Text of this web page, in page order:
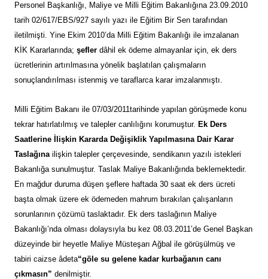
Personel Başkanlığı, Maliye ve Milli Eğitim Bakanlığına 23.09.2010
tarih 02/617/EBS/927 sayılı yazı ile Eğitim Bir Sen tarafından
iletilmişti. Yine Ekim 2010’da Milli Eğitim Bakanlığı ile imzalanan
KİK Kararlarında; şefler dâhil ek ödeme almayanlar için, ek ders
ücretlerinin artırılmasına yönelik başlatılan çalışmaların
sonuçlandırılması istenmiş ve taraflarca karar imzalanmıştı.
Milli Eğitim Bakanı ile 07/03/2011tarihinde yapılan görüşmede konu
tekrar hatırlatılmış ve talepler canlılığını korumuştur. Ek Ders
Saatlerine İlişkin Kararda Değişiklik Yapılmasına Dair Karar
Taslağınailişkin talepler çerçevesinde, sendikanın yazılı istekleri
Bakanlığa sunulmuştur. Taslak Maliye Bakanlığında beklemektedir.
En mağdur duruma düşen şeflere haftada 30 saat ek ders ücreti
başta olmak üzere ek ödemeden mahrum bırakılan çalışanların
sorunlarının çözümü taslaktadır. Ek ders taslağının Maliye
Bakanlığı’nda olması dolaysıyla bu kez 08.03.2011’de Genel Başkan
düzeyinde bir heyetle Maliye Müsteşarı Ağbal ile görüşülmüş ve
tabiri caizse âdeta“göle su gelene kadar kurbağanın canı
çıkmasın” denilmiştir.